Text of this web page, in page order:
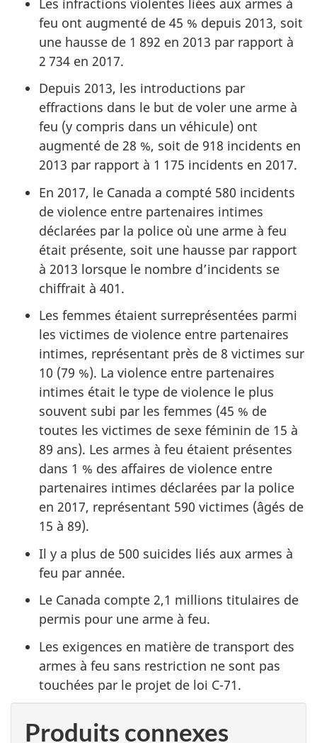
feu ont augmenté de 45 % depuis 2013, soit
une hausse de 1 892 en 2013 par rapport à
2 734 en 2017.
Depuis 2013, les introductions par
effractions dans le but de voler une arme à
feu (y compris dans un véhicule) ont
augmenté de 28 %, soit de 918 incidents en
2013 par rapport à 1 175 incidents en 2017.
En 2017, le Canada a compté 580 incidents
de violence entre partenaires intimes
déclarées par la police où une arme à feu
était présente, soit une hausse par rapport
à 2013 lorsque le nombre d’incidents se
chiffrait à 401.
Les femmes étaient surreprésentées parmi
les victimes de violence entre partenaires
intimes, représentant près de 8 victimes sur
10 (79 %). La violence entre partenaires
intimes était le type de violence le plus
souvent subi par les femmes (45 % de
toutes les victimes de sexe féminin de 15 à
89 ans). Les armes à feu étaient présentes
dans 1 % des affaires de violence entre
partenaires intimes déclarées par la police
en 2017, représentant 590 victimes (âgés de
15 à 89).
Il y a plus de 500 suicides liés aux armes à
feu par année.
Le Canada compte 2,1 millions titulaires de
permis pour une arme à feu.
Les exigences en matière de transport des
armes à feu sans restriction ne sont pas
touchées par le projet de loi C-71.
Produits connexes